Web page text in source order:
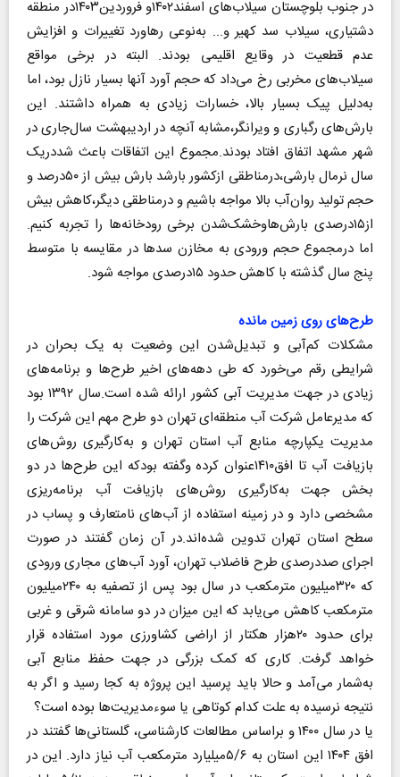
در جنوب بلوچستان سیلاب‌های اسفند۱۴۰۲و فروردین۱۴۰۳در منطقه
دشتیاری، سیلاب سد کهیر و... به‌نوعی رهاورد تغییرات و افزایش
عدم قطعیت در وقایع اقلیمی بودند. البته در برخی مواقع
سیلاب‌های مخربی رخ می‌داد که حجم آورد آنها بسیار نازل بود، اما
به‌دلیل پیک بسیار بالا، خسارات زیادی به همراه داشتند. این
بارش‌های رگباری و ویرانگر،مشابه آنچه در اردیبهشت سال‌جاری در
شهر مشهد اتفاق افتاد بودند.مجموع این اتفاقات باعث شددریک
سال نرمال بارشی،درمناطقی ازکشور بارشد بارش بیش از ۵۰‌درصد و
حجم تولید روان‌آب بالا مواجه باشیم و درمناطقی دیگر،کاهش بیش
از۱۵‌درصدی بارش‌هاوخشک‌شدن برخی رودخانه‌ها را تجربه کنیم.
اما درمجموع حجم ورودی به مخازن سد‌ها در مقایسه با متوسط
پنج سال گذشته با کاهش حدود ۱۵‌درصدی مواجه شود.
طرح‌های روی زمین مانده
مشکلات کم‌آبی و تبدیل‌شدن این وضعیت به یک بحران در
شرایطی رقم می‌خورد که طی دهه‌های اخیر طرح‌ها و برنامه‌های
زیادی در جهت مدیریت آبی کشور ارائه شده است.سال ۱۳۹۲ بود
که مدیرعامل شرکت آب منطقه‌ای تهران دو طرح مهم این شرکت را
مدیریت یکپارچه منابع آب استان تهران و به‌کارگیری روش‌های
بازیافت آب تا افق۱۴۱۰عنوان کرده وگفته بودکه این طرح‌ها در دو
بخش جهت به‌کارگیری روش‌های بازیافت آب برنامه‌ریزی
مشخصی دارد و در زمینه استفاده از آب‌های نامتعارف و پساب در
سطح استان تهران تدوین شده‌اند.در آن زمان گفتند در صورت
اجرای صددرصدی طرح فاضلاب تهران، آورد آب‌های مجاری ورودی
که ۳۲۰میلیون مترمکعب در سال بود پس از تصفیه به ۲۴۰میلیون
مترمکعب کاهش می‌یابد که این میزان در دو سامانه شرقی و غربی
برای حدود ۲۰هزار هکتار از اراضی کشاورزی مورد استفاده قرار
خواهد گرفت. کاری که کمک بزرگی در جهت حفظ منابع آبی
به‌شمار می‌آمد و حالا باید پرسید این پروژه به کجا رسید و اگر به
نتیجه نرسیده به علت کدام کوتاهی یا سوء‌مدیریت‌ها بوده است؟
یا در سال ۱۴۰۰ و براساس مطالعات کارشناسی، گلستانی‌ها گفتند در
افق ۱۴۰۴ این استان به ۵/۶میلیارد مترمکعب آب نیاز دارد. این در